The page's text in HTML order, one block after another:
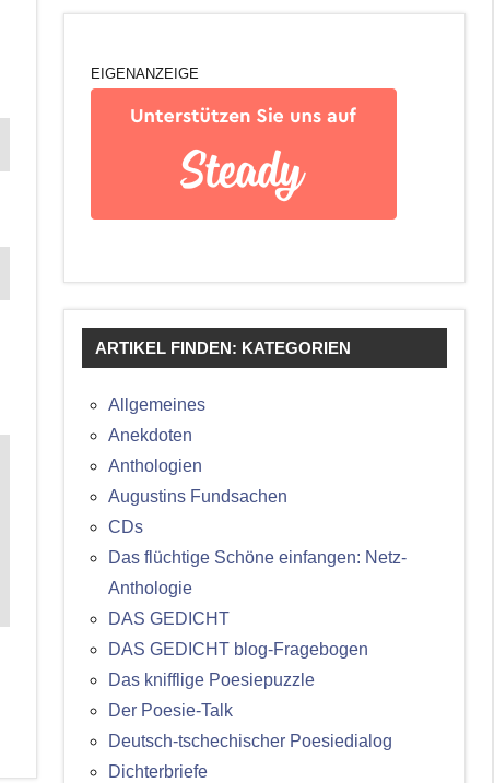
EIGENANZEIGE
ARTIKEL FINDEN: KATEGORIEN
Allgemeines
Anekdoten
Anthologien
Augustins Fundsachen
CDs
Das flüchtige Schöne einfangen: Netz-
Anthologie
DAS GEDICHT
DAS GEDICHT blog-Fragebogen
Das knifflige Poesiepuzzle
Der Poesie-Talk
Deutsch-tschechischer Poesiedialog
Dichterbriefe